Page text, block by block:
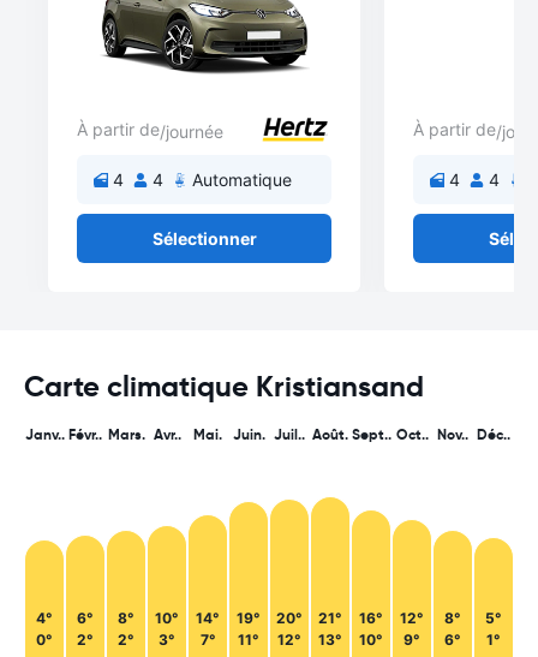
À partir de/journée
4 4 Automatique
Sélectionner
À partir de/
4 4
Carte climatique Kristiansand
Janv..
4°
0°
Févr..
6°
2°
Mars.
8°
2°
Avr..
10°
3°
Mai.
14°
7°
Juin.
19°
11°
Juil..
20°
12°
Août.
21°
13°
Sept..
16°
10°
Oct..
12°
9°
Nov..
8°
6°
Déc..
5°
1°